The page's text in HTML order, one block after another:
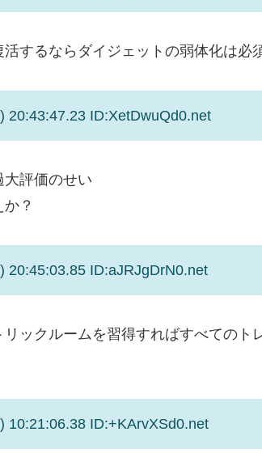
するならダイジェットの弱体化は必
20:43:47.23 ID:XetDwuQd0.net
大評価のせい
？
20:45:03.85 ID:aJRJgDrN0.net
ックルームを習得すればすべてのト
10:21:06.38 ID:+KArvXSd0.net